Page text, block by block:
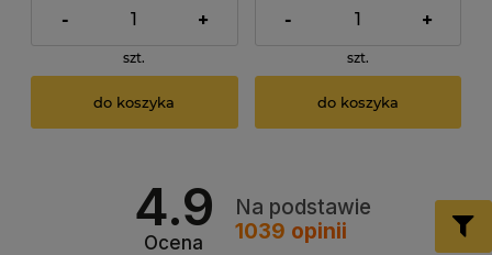
- +
szt.
do koszyka
- +
szt.
do koszyka
4.9
Ocena
Na podstawie
1039 opinii